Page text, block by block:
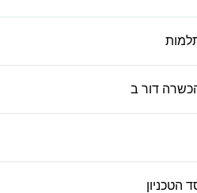
דור ב
הטכניון